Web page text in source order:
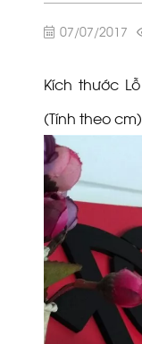
07/07/2017
Kích thước
(Tính theo cm)